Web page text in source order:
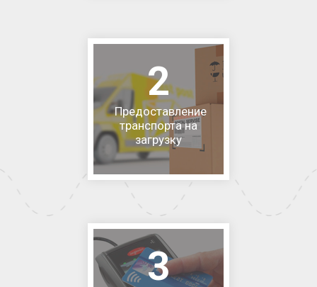
2
Предоставление
транспорта на
загрузку
3